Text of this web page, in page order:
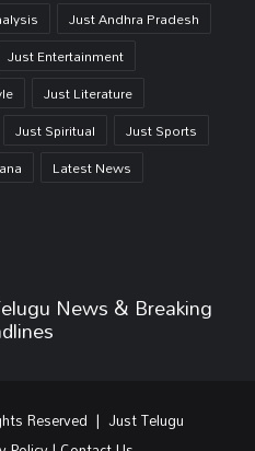
Just Andhra Pradesh
Just Entertainment
Just Literature
Just Spiritual
Just Sports
Latest News
News & Breaking
Reserved | Just Telugu